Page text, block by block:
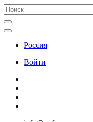
Россия
Войти